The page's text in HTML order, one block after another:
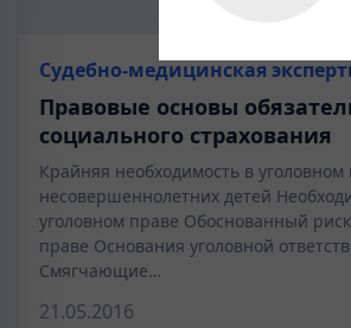
Судебно-медицинская
Правовые основы
социального страхования
Крайняя необходимость в
несовершеннолетних детей
уголовном праве Обоснованный
праве Основания уголовной
Смягчающие…
21.05.2016